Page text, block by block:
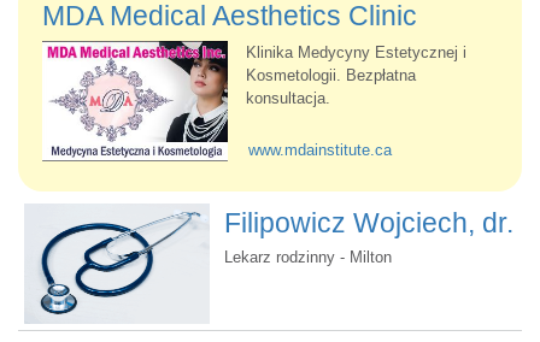
MDA Medical Aesthetics Clinic
Klinika Medycyny Estetycznej i
Kosmetologii. Bezpłatna
konsultacja.
www.mdainstitute.ca
Filipowicz Wojciech, dr.
Lekarz rodzinny - Milton